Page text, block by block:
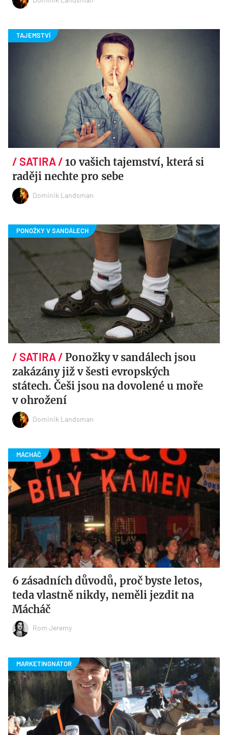
10 vašich tajemství, která si
raději nechte pro sebe
Dominik Landsman
Ponožky v sandálech jsou
zakázány již v šesti evropských
státech. Češi jsou na dovolené u moře
v ohrožení
Dominik Landsman
6 zásadních důvodů, proč byste letos,
teda vlastně nikdy, neměli jezdit na
Mácháč
Rom Jeremy